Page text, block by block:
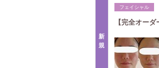
新
規
フェイシャル
【完全オー